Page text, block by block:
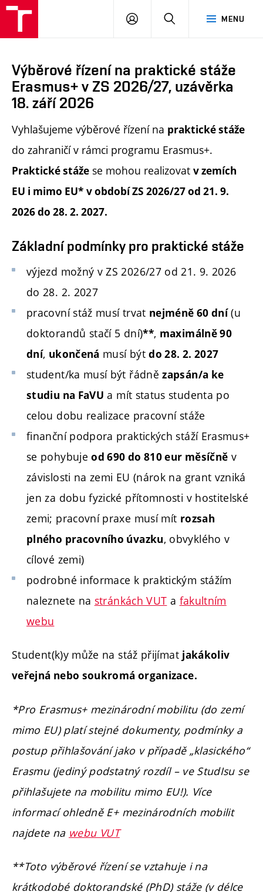
MENU
PŘIHLÁSIT
Výběrové řízení na praktické stáže
Erasmus+ v ZS 2026/27, uzávěrka
18. září 2026
Vyhlašujeme výběrové řízení na praktické stáže
do zahraničí v rámci programu Erasmus+.
Praktické stáže se mohou realizovat v zemích
EU i mimo EU* v období ZS 2026/27 od 21. 9.
2026 do 28. 2. 2027.
Základní podmínky pro praktické stáže
výjezd možný v ZS 2026/27 od 21. 9. 2026
do 28. 2. 2027
pracovní stáž musí trvat nejméně 60 dní (u
doktorandů stačí 5 dní)**, maximálně 90
dní, ukončená musí být do 28. 2. 2027
student/ka musí být řádně zapsán/a ke
studiu na FaVU a mít status studenta po
celou dobu realizace pracovní stáže
finanční podpora praktických stáží Erasmus+
se pohybuje od 690 do 810 eur měsíčně v
závislosti na zemi EU (nárok na grant vzniká
jen za dobu fyzické přítomnosti v hostitelské
zemi; pracovní praxe musí mít rozsah
plného pracovního úvazku, obvyklého v
cílové zemi)
podrobné informace k praktickým stážím
naleznete na stránkách VUT a fakultním
webu
Student(k)y může na stáž přijímat jakákoliv
veřejná nebo soukromá organizace.
*Pro Erasmus+ mezinárodní mobilitu (do zemí
mimo EU) platí stejné dokumenty, podmínky a
postup přihlašování jako v případě „klasického“
Erasmu (jediný podstatný rozdíl – ve StudIsu se
přihlašujete na mobilitu mimo EU!). Více
informací ohledně E+ mezinárodních mobilit
najdete na webu VUT
**Toto výběrové řízení se vztahuje i na
krátkodobé doktorandské (PhD) stáže (v délce